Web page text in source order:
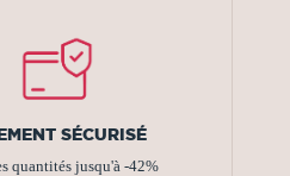
SÉCURISÉ
quantités jusqu'à -42%